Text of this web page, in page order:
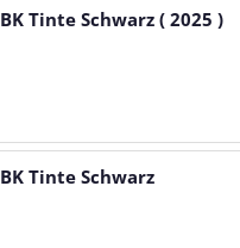
Tinte Schwarz ( 2025 )
Tinte Schwarz